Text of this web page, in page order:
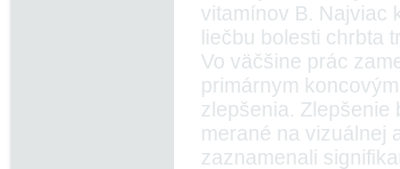
vitamínov B. Najviac
liečbu bolesti chrbta
Vo väčšine prác
primárnym
zlepšenia. Zlepšenie
merané na vizuálnej
zaznamenali